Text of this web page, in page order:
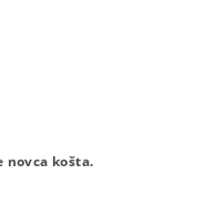
novca košta.